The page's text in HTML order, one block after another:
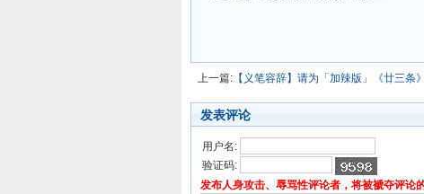
上一篇: 【义笔容辞】请为「加辣版」《廿三条
发表评论
用户名:
验证码:
发布人身攻击、辱骂性评论者，将被褫夺评论